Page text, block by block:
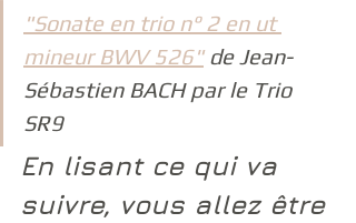
"Sonate en trio n° 2 en ut
mineur BWV 526" de Jean-
Sébastien BACH par le Trio
SR9
En lisant ce qui va
suivre, vous allez être